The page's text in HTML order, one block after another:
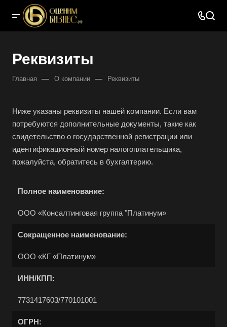
Реквизиты
Главная — О компании — Реквизиты
Ниже указаны реквизиты нашей компании. Если вам
потребуются дополнительные документы, такие как
свидетельство о государственной регистрации или
идентификационный номер налогоплательщика,
пожалуйста, обратитесь в бухгалтерию.
Полное наименование:
ООО «Консалтинговая группа "Платинум»
Сокращенное наименование:
ООО «КГ «Платинум»
ИНН/КПП:
7731417603/770101001
ОГРН: